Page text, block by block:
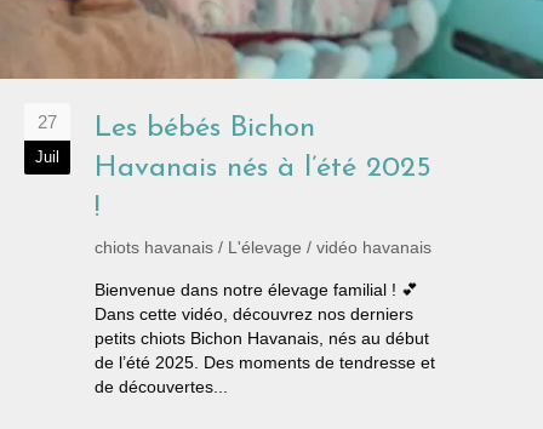
27
Juil
Les bébés Bichon
Havanais nés à l’été 2025
!
chiots havanais / L'élevage / vidéo havanais
Bienvenue dans notre élevage familial ! 💕
Dans cette vidéo, découvrez nos derniers
petits chiots Bichon Havanais, nés au début
de l’été 2025. Des moments de tendresse et
de découvertes...